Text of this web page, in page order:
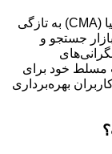
:نهاد رقابت و بازار بریتانیا (CMA) به تازگی
جستجو و
مسلط خود برای
بهره‌برداری